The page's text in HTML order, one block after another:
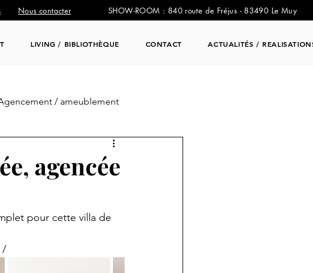
Nous contacter SHOW-ROOM : 840 route de Fréjus - 83490 Le Muy
LIVING / BIBLIOTHÈQUE CONTACT ACTUALITÉS /
/ ameublement
agencée
pour cette villa de
/